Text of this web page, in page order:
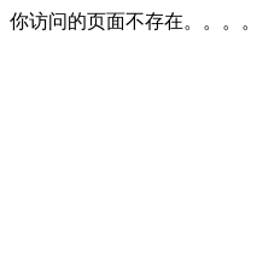
你访问的页面不存在。。。。